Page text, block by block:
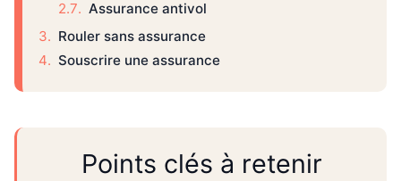
Assurance antivol
Rouler sans assurance
Souscrire une assurance
Points clés à retenir